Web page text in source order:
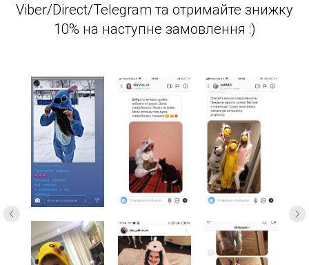
Viber/Direct/Telegram та отримайте знижку
10% на наступне замовлення :)